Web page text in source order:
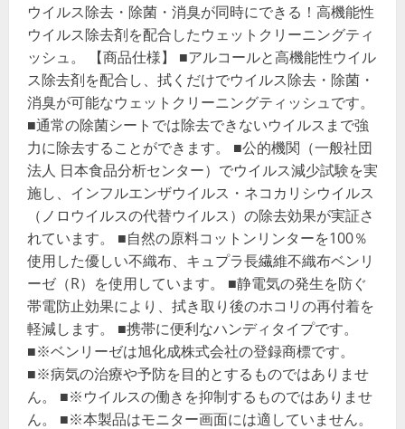
ウイルス除去・除菌・消臭が同時にできる！高機能性
ウイルス除去剤を配合したウェットクリーニングティ
ッシュ。 【商品仕様】 ■アルコールと高機能性ウイル
ス除去剤を配合し、拭くだけでウイルス除去・除菌・
消臭が可能なウェットクリーニングティッシュです。
■通常の除菌シートでは除去できないウイルスまで強
力に除去することができます。 ■公的機関（一般社団
法人 日本食品分析センター）でウイルス減少試験を実
施し、インフルエンザウイルス・ネコカリシウイルス
（ノロウイルスの代替ウイルス）の除去効果が実証さ
れています。 ■自然の原料コットンリンターを100％
使用した優しい不織布、キュプラ長繊維不織布ベンリ
ーゼ（R）を使用しています。 ■静電気の発生を防ぐ
帯電防止効果により、拭き取り後のホコリの再付着を
軽減します。 ■携帯に便利なハンディタイプです。
■※ベンリーゼは旭化成株式会社の登録商標です。
■※病気の治療や予防を目的とするものではありませ
ん。 ■※ウイルスの働きを抑制するものではありませ
ん。 ■※本製品はモニター画面には適していません。